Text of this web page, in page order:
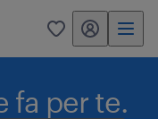
0 my randstad
fa per te.